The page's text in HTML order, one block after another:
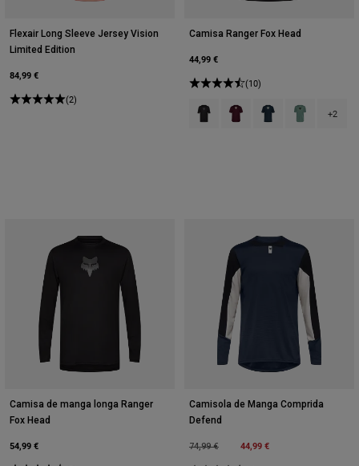
Flexair Long Sleeve Jersey Vision
Limited Edition
84,99 €
(2)
Camisa Ranger Fox Head
44,99 €
(10)
Product swatch type of Preto.
Product swatch type of
Product swatch
Product+2
Camisa de manga longa Ranger
Fox Head
54,99 €
Camisola de Manga Comprida
Defend
Price reduced from
74,99 €to 44,99 €